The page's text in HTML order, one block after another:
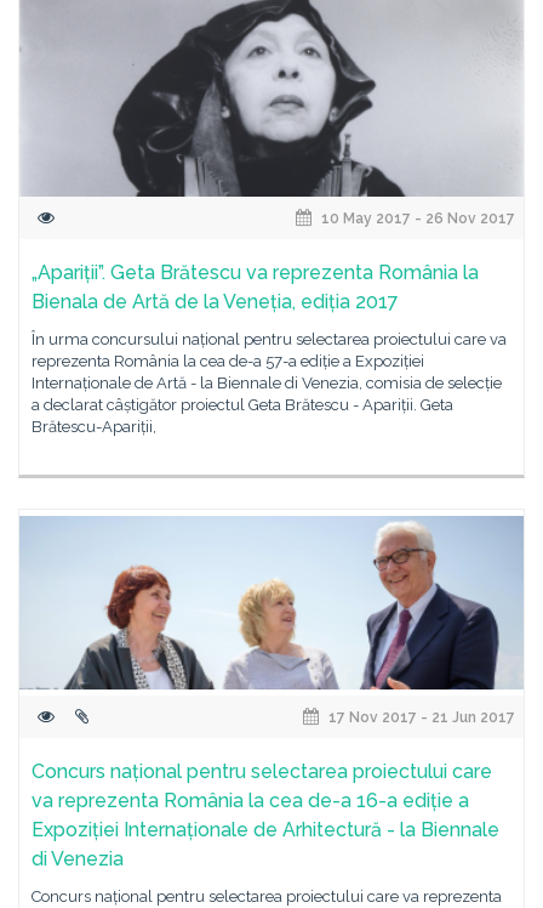
10 May 2017 - 26 Nov 2017
„Apariții”. Geta Brătescu va reprezenta România la
Bienala de Artă de la Veneția, ediția 2017
În urma concursului național pentru selectarea proiectului care va
reprezenta România la cea de-a 57-a ediție a Expoziției
Internaționale de Artă - la Biennale di Venezia, comisia de selecție
a declarat câștigător proiectul Geta Brătescu - Apariții. Geta
Brătescu-Apariții,
17 Nov 2017 - 21 Jun 2017
Concurs național pentru selectarea proiectului care
va reprezenta România la cea de-a 16-a ediție a
Expoziției Internaționale de Arhitectură - la Biennale
di Venezia
Concurs național pentru selectarea proiectului care va reprezenta